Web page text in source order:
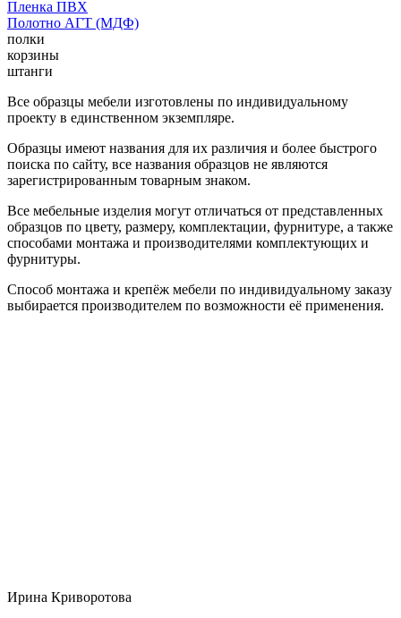
Пленка ПВХ
Полотно АГТ (МДФ)
полки
корзины
штанги
Все образцы мебели изготовлены по индивидуальному
проекту в единственном экземпляре.
Образцы имеют названия для их различия и более быстрого
поиска по сайту, все названия образцов не являются
зарегистрированным товарным знаком.
Все мебельные изделия могут отличаться от представленных
образцов по цвету, размеру, комплектации, фурнитуре, а также
способами монтажа и производителями комплектующих и
фурнитуры.
Способ монтажа и крепёж мебели по индивидуальному заказу
выбирается производителем по возможности её применения.
Ирина Криворотова